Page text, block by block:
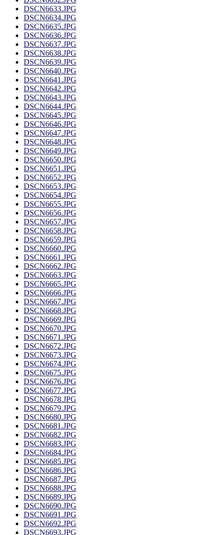
DSCN6633.JPG
DSCN6634.JPG
DSCN6635.JPG
DSCN6636.JPG
DSCN6637.JPG
DSCN6638.JPG
DSCN6639.JPG
DSCN6640.JPG
DSCN6641.JPG
DSCN6642.JPG
DSCN6643.JPG
DSCN6644.JPG
DSCN6645.JPG
DSCN6646.JPG
DSCN6647.JPG
DSCN6648.JPG
DSCN6649.JPG
DSCN6650.JPG
DSCN6651.JPG
DSCN6652.JPG
DSCN6653.JPG
DSCN6654.JPG
DSCN6655.JPG
DSCN6656.JPG
DSCN6657.JPG
DSCN6658.JPG
DSCN6659.JPG
DSCN6660.JPG
DSCN6661.JPG
DSCN6662.JPG
DSCN6663.JPG
DSCN6665.JPG
DSCN6666.JPG
DSCN6667.JPG
DSCN6668.JPG
DSCN6669.JPG
DSCN6670.JPG
DSCN6671.JPG
DSCN6672.JPG
DSCN6673.JPG
DSCN6674.JPG
DSCN6675.JPG
DSCN6676.JPG
DSCN6677.JPG
DSCN6678.JPG
DSCN6679.JPG
DSCN6680.JPG
DSCN6681.JPG
DSCN6682.JPG
DSCN6683.JPG
DSCN6684.JPG
DSCN6685.JPG
DSCN6686.JPG
DSCN6687.JPG
DSCN6688.JPG
DSCN6689.JPG
DSCN6690.JPG
DSCN6691.JPG
DSCN6692.JPG
DSCN6693.JPG